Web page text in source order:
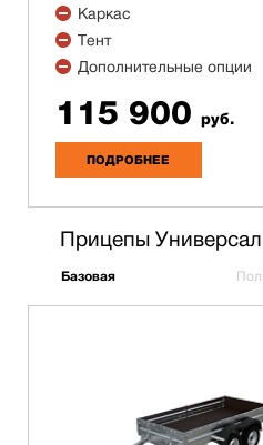
Каркас
Тент
Дополнительные опции
115 900 руб.
ПОДРОБНЕЕ
Прицепы
Базовая